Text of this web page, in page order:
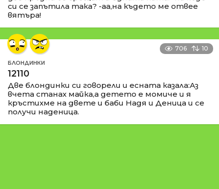
си се запътила така? -аа,на където ме отвее
вятъра!
706 10
БЛОНДИНКИ
12110
Две блондинки си говорели и есната казала:Аз
вчета станах майка,а детето е момиче и я
кръстихме на двете и баби Надя и Деница и се
получи наденица.